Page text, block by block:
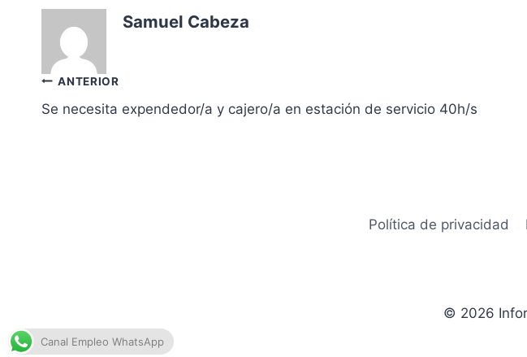
Samuel Cabeza
Navegación
de
ANTERIOR
Se necesita expendedor/a y cajero/a en estación de servicio 40h/s
Política de privacidad
© 2026
Canal Empleo WhatsApp